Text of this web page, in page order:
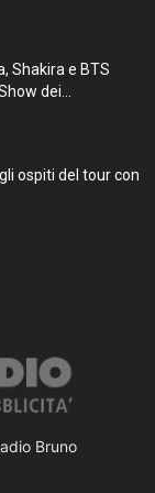
Shakira e BTS
dei...
ospiti del tour con
Bruno